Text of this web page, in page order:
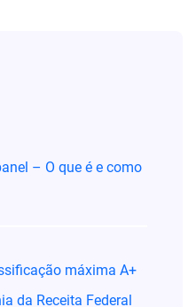
– O que é e como
máxima A+
da Receita Federal